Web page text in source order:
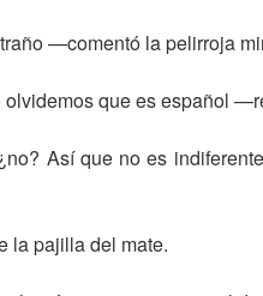
—comentó la pelirroja
que es español
Así que no es
la pajilla del mate.